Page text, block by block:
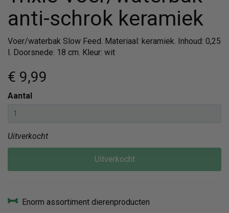
anti-schrok keramiek
Voer/waterbak Slow Feed. Materiaal: keramiek. Inhoud: 0,25
l. Doorsnede: 18 cm. Kleur: wit
€ 9,99
Aantal
Uitverkocht
Uitverkocht
Enorm assortiment dierenproducten